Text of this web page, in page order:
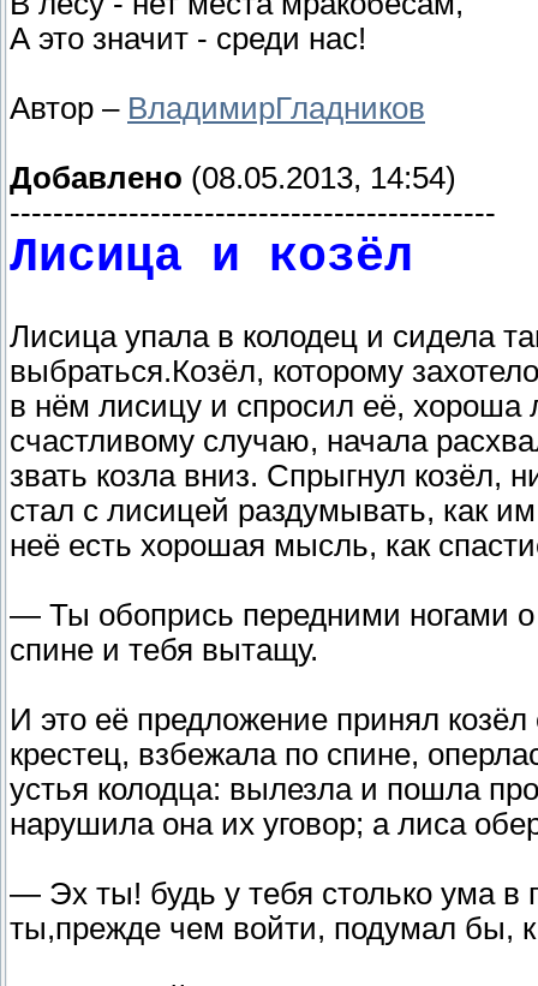
А это значит - среди нас!
Автор – ВладимирГладников
Добавлено (08.05.2013, 14:54)
---------------------------------------------
Лисица и козёл
Лисица упала в колодец и сидела
выбраться.Козёл, которому
в нём лисицу и спросил её,
счастливому случаю, начала
звать козла вниз. Спрыгнул козёл,
стал с лисицей раздумывать, как
неё есть хорошая мысль, как
— Ты обопрись передними ногами о
спине и тебя вытащу.
И это её предложение принял
крестец, взбежала по спине,
устья колодца: вылезла и пошла
нарушила она их уговор; а лиса
— Эх ты! будь у тебя столько ума в
ты,прежде чем войти, подумал бы,